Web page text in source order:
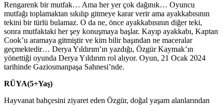
Rengarenk bir mutfak… Ama her yer çok dağınık… Oyuncu
mutfağı toplamaktan sıkılıp gitmeye karar verir ama ayakkabısının
tekini bir türlü bulamaz. O da ne, önce ayakkabısının diğer teki,
sonra mutfaktaki her şey konuşmaya başlar. Kayıp ayakkabı, Kaptan
Cook’u aramaya gitmiştir ve kim bilir başından ne maceralar
geçmektedir… Derya Yıldırım’ın yazdığı, Özgür Kaymak’ın
yönettiği oyunda Derya Yıldırım rol alıyor. Oyun, 21 Ocak 2024
tarihinde Gaziosmanpaşa Sahnesi’nde.
RÜYA(5+Yaş)
Hayvanat bahçesini ziyaret eden Özgür, doğal yaşam alanlarından